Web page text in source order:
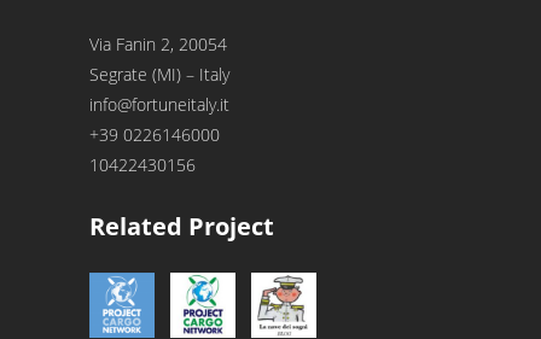
Via Fanin 2, 20054
Segrate (MI) – Italy
info@fortuneitaly.it
+39 0226146000
10422430156
Related Project